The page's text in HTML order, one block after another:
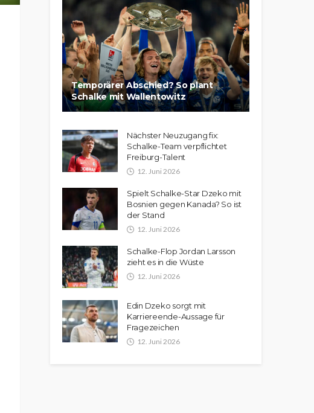
Temporärer Abschied? So plant
Schalke mit Wallentowitz
Nächster Neuzugang fix:
Schalke-Team verpflichtet
Freiburg-Talent
12. Juni 2026
Spielt Schalke-Star Dzeko mit
Bosnien gegen Kanada? So ist
der Stand
12. Juni 2026
Schalke-Flop Jordan Larsson
zieht es in die Wüste
12. Juni 2026
Edin Dzeko sorgt mit
Karriereende-Aussage für
Fragezeichen
12. Juni 2026